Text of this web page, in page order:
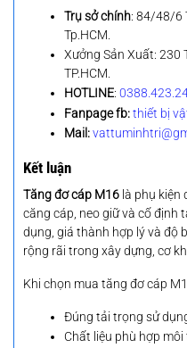
Trụ sở chính: 84/48/6
Tp.HCM.
Xưởng Sản Xuất: 230
TP.HCM.
HOTLINE:
Fanpage fb:thiết bị
Mail:
Kết luận
Tăng đơ cáp M16 là phụ
căng cáp, neo giữ và cố định
dụng, giá thành hợp lý và độ
rộng rãi trong xây dựng, cơ
Khi chọn mua tăng đơ cáp
Đúng tải trọng sử
Chất liệu phù hợp